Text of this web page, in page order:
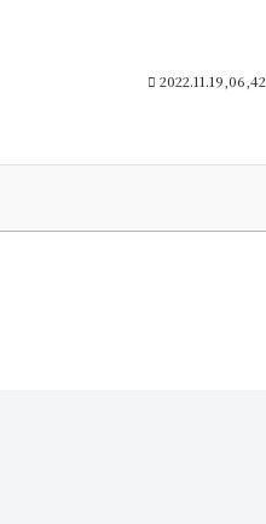
2022.11.19,06,42